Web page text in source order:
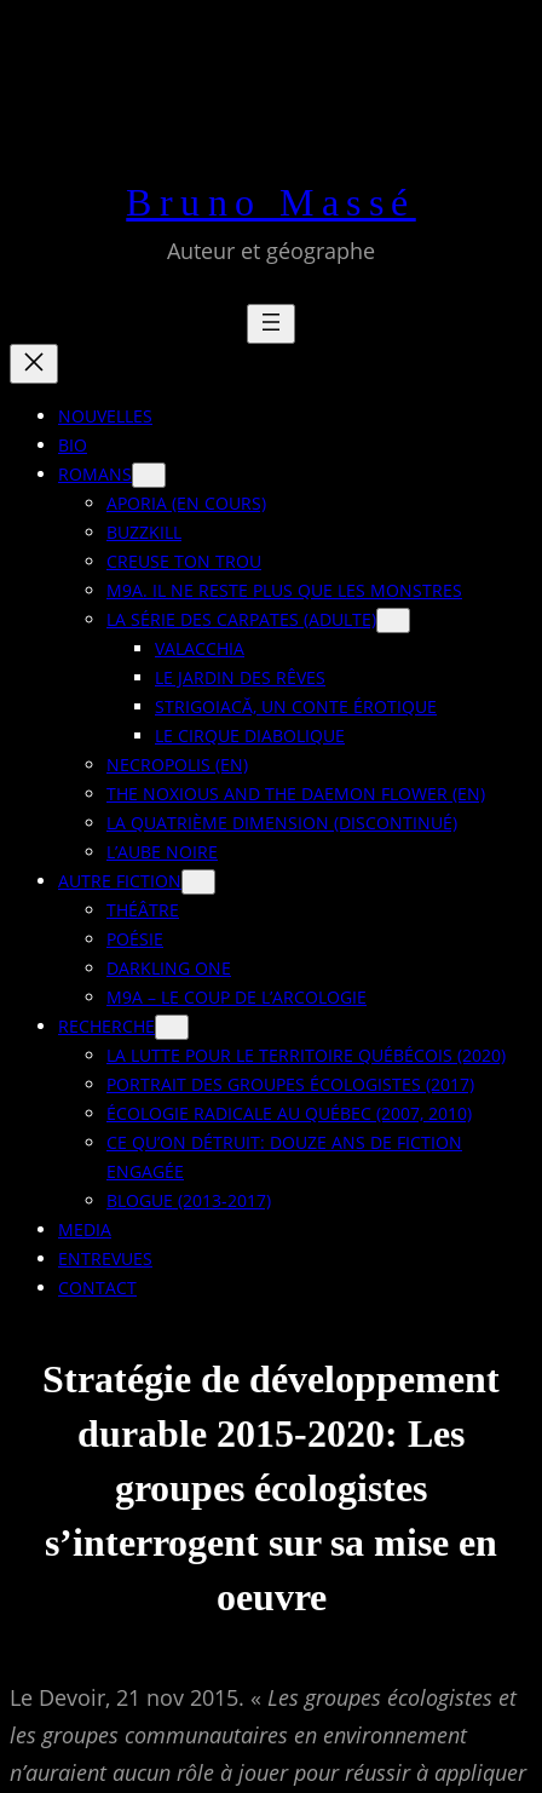
Bruno Massé
Auteur et géographe
NOUVELLES
BIO
ROMANS
APORIA (EN COURS)
BUZZKILL
CREUSE TON TROU
M9A. IL NE RESTE PLUS QUE LES MONSTRES
LA SÉRIE DES CARPATES (ADULTE)
VALACCHIA
LE JARDIN DES RÊVES
STRIGOIACĂ, UN CONTE ÉROTIQUE
LE CIRQUE DIABOLIQUE
NECROPOLIS (EN)
THE NOXIOUS AND THE DAEMON FLOWER (EN)
LA QUATRIÈME DIMENSION (DISCONTINUÉ)
L’AUBE NOIRE
AUTRE FICTION
THÉÂTRE
POÉSIE
DARKLING ONE
M9A – LE COUP DE L’ARCOLOGIE
RECHERCHE
LA LUTTE POUR LE TERRITOIRE QUÉBÉCOIS (2020)
PORTRAIT DES GROUPES ÉCOLOGISTES (2017)
ÉCOLOGIE RADICALE AU QUÉBEC (2007, 2010)
CE QU’ON DÉTRUIT: DOUZE ANS DE FICTION
ENGAGÉE
BLOGUE (2013-2017)
MEDIA
ENTREVUES
CONTACT
Stratégie de développement
durable 2015-2020: Les
groupes écologistes
s’interrogent sur sa mise en
oeuvre
Le Devoir, 21 nov 2015. « Les groupes écologistes et
les groupes communautaires en environnement
n’auraient aucun rôle à jouer pour réussir à appliquer